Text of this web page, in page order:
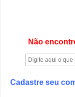
Não
Cadastre seu